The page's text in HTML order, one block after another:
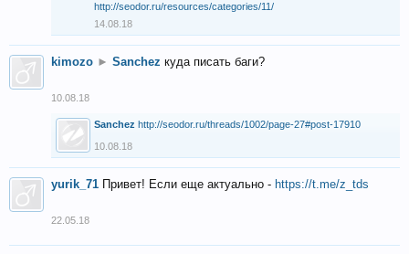
http://seodor.ru/resources/categories/11/
14.08.18
kimozo ► Sanchez куда писать баги?
10.08.18
Sanchez http://seodor.ru/threads/1002/page-27#post-17910
10.08.18
yurik_71 Привет! Если еще актуально - https://t.me/z_tds
22.05.18